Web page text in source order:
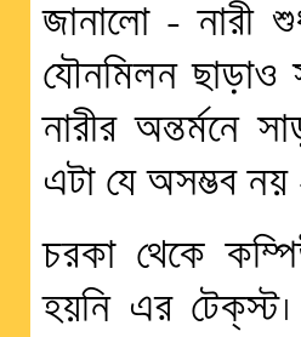
জানালো - নারী
যৌনমিলন ছাড়াও
নারীর অন্তর্মনে
এটা যে অসম্ভব নয়
চরকা থেকে
হয়নি এর টেক্‌স্ট।